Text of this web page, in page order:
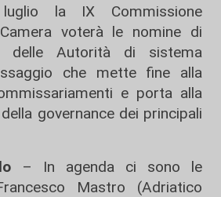
la IX Commissione
voterà le nomine di
delle Autorità di sistema
che mette fine alla
e porta alla
governance dei principali
– In agenda ci sono le
Mastro (Adriatico